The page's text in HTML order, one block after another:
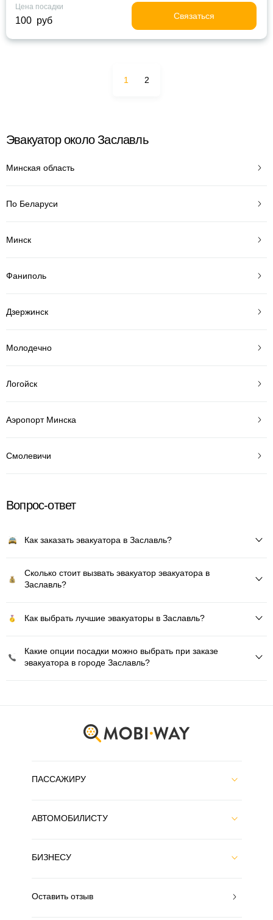
Цена посадки
100 руб Связаться
1 2
Эвакуатор около Заславль
Минская область
По Беларуси
Минск
Фаниполь
Дзержинск
Молодечно
Логойск
Аэропорт Минска
Смолевичи
Вопрос-ответ
Как заказать эвакуатора в Заславль?
Сколько стоит вызвать эвакуатор эвакуатора в
Заславль?
Как выбрать лучшие эвакуаторы в Заславль?
Какие опции посадки можно выбрать при заказе
эвакуатора в городе Заславль?
ПАССАЖИРУ
АВТОМОБИЛИСТУ
БИЗНЕСУ
Оставить отзыв